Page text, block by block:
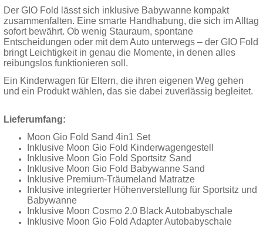
Der GIO Fold lässt sich inklusive Babywanne kompakt
zusammenfalten. Eine smarte Handhabung, die sich im Alltag
sofort bewährt. Ob wenig Stauraum, spontane
Entscheidungen oder mit dem Auto unterwegs – der GIO Fold
bringt Leichtigkeit in genau die Momente, in denen alles
reibungslos funktionieren soll.
Ein Kinderwagen für Eltern, die ihren eigenen Weg gehen
und ein Produkt wählen, das sie dabei zuverlässig begleitet.
Lieferumfang:
Moon Gio Fold Sand 4in1 Set
Inklusive Moon Gio Fold Kinderwagengestell
Inklusive Moon Gio Fold Sportsitz Sand
Inklusive Moon Gio Fold Babywanne Sand
Inklusive Premium-Träumeland Matratze
Inklusive integrierter Höhenverstellung für Sportsitz und
Babywanne
Inklusive Moon Cosmo 2.0 Black Autobabyschale
Inklusive Moon Gio Fold Adapter Autobabyschale